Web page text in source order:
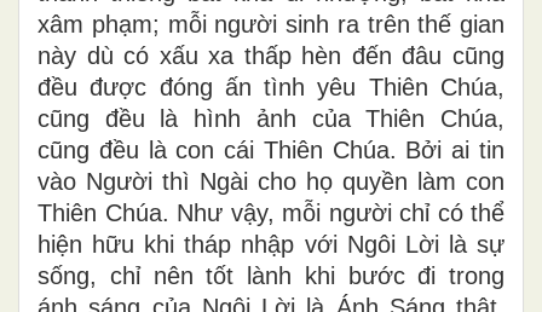
rằng sự sống của con người là một giá trị
thánh thiêng bất khả di nhượng, bất khả
xâm phạm; mỗi người sinh ra trên thế gian
này dù có xấu xa thấp hèn đến đâu cũng
đều được đóng ấn tình yêu Thiên Chúa,
cũng đều là hình ảnh của Thiên Chúa,
cũng đều là con cái Thiên Chúa. Bởi ai tin
vào Người thì Ngài cho họ quyền làm con
Thiên Chúa. Như vậy, mỗi người chỉ có thể